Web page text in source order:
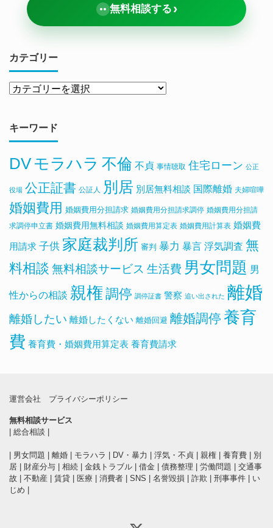
無料相談する ›
カテゴリー
キーワード
DV モラハラ 不倫 不貞 事情聴取 住宅ローン 公正
役場 公正証書 公証人 別居 別居無料相談 国際離婚 夫婦喧嘩
婚姻費用 婚姻費用分担請求 婚姻費用分担請求調停 婚姻費用分担請
求調停申立書 婚姻費用無料相談 婚姻費用算定表 婚姻費用計算表 婚姻費
用請求 子供 家庭裁判所 審判 暴力 暴言 浮気調査 無
料相談 無料相談サービス 生活費 男女問題 男
性からの相談 親権 調停 調停証書 警察 追い出された 離婚
離婚したい 離婚したくない 離婚回避 離婚調停 養育
費 養育費・婚姻費用算定表 養育費請求
運営会社 プライバシーポリシー
無料相談サービス
総合相談
男女問題 離婚 モラハラ DV・暴力 浮気・不貞 親権 養育費
別
居
財産分与 相続 金銭トラブル 借金 債務整理 労働問題
交通事
故
不動産 賃貸 医療 消費者 SNS 名誉毀損 詐欺 刑事事件
い
じめ